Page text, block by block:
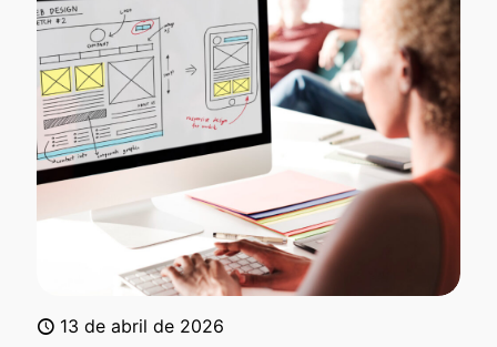
13 de abril de 2026